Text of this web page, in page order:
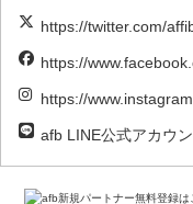
https://twitter.com/
https://
https://
afb LINE公式アカウン